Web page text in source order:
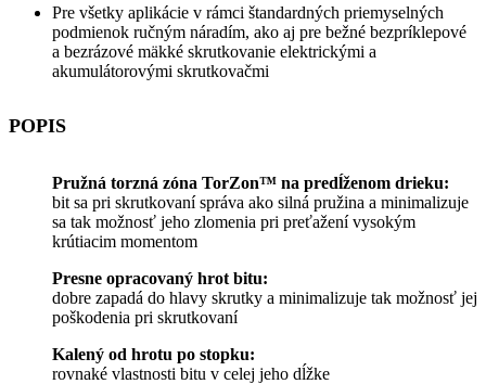
Pre všetky aplikácie v rámci štandardných priemyselných
podmienok ručným náradím, ako aj pre bežné bezpríklepové
a bezrázové mäkké skrutkovanie elektrickými a
akumulátorovými skrutkovačmi
POPIS
Pružná torzná zóna TorZon™ na predĺženom drieku:
bit sa pri skrutkovaní správa ako silná pružina a minimalizuje
sa tak možnosť jeho zlomenia pri preťažení vysokým
krútiacim momentom
Presne opracovaný hrot bitu:
dobre zapadá do hlavy skrutky a minimalizuje tak možnosť jej
poškodenia pri skrutkovaní
Kalený od hrotu po stopku:
rovnaké vlastnosti bitu v celej jeho dĺžke